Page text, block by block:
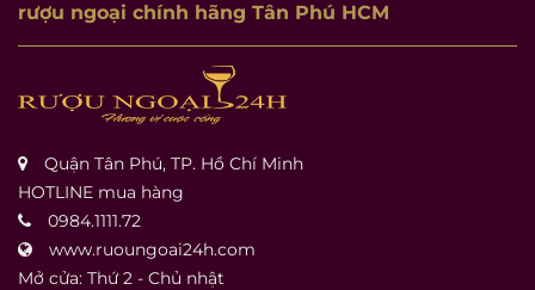
rượu ngoại chính hãng Tân Phú HCM
Quận Tân Phú, TP. Hồ Chí Minh
HOTLINE mua hàng
0984.1111.72
www.ruoungoai24h.com
Mở cửa: Thứ 2 - Chủ nhật